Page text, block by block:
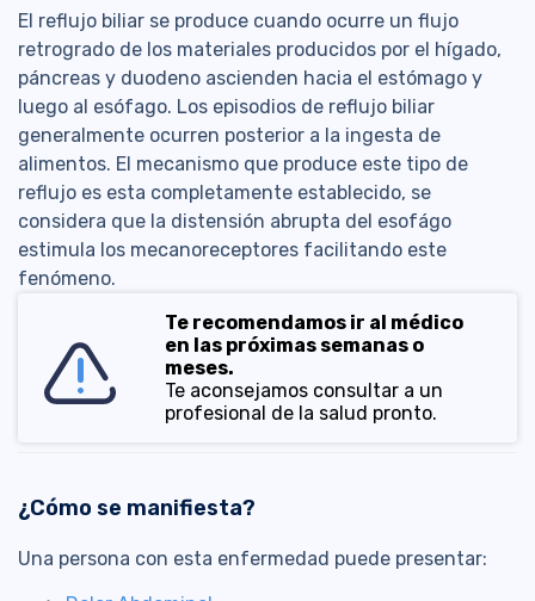
El reflujo biliar se produce cuando ocurre un flujo
retrogrado de los materiales producidos por el hígado,
páncreas y duodeno ascienden hacia el estómago y
luego al esófago. Los episodios de reflujo biliar
generalmente ocurren posterior a la ingesta de
alimentos. El mecanismo que produce este tipo de
reflujo es esta completamente establecido, se
considera que la distensión abrupta del esofágo
estimula los mecanoreceptores facilitando este
fenómeno.
Te recomendamos ir al médico
en las próximas semanas o
meses.
Te aconsejamos consultar a un
profesional de la salud pronto.
¿Cómo se manifiesta?
Una persona con esta enfermedad puede presentar: